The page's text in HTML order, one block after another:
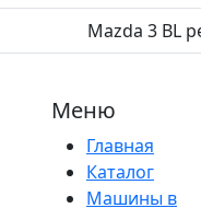
Mazda 3 BL
Меню
Главная
Каталог
Машины в